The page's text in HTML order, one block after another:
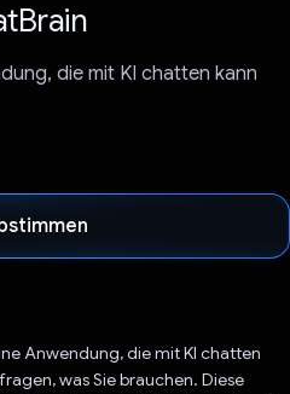
die mit KI chatten kann
Anwendung, die mit KI chatten
was Sie brauchen. Diese